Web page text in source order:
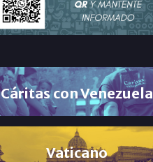
Cáritas con Venezuela
Vaticano